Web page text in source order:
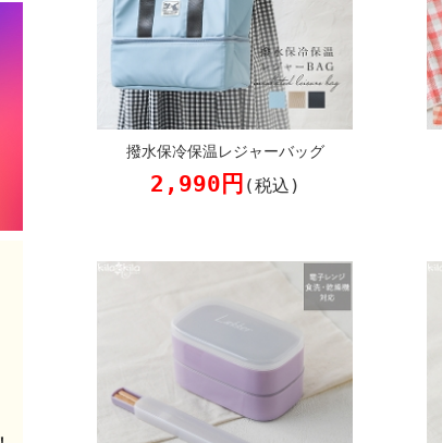
撥水保冷保温レジャーバッグ
2,990円 (税込)